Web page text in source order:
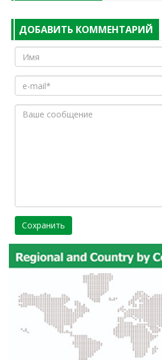
ДОБАВИТЬ КОММЕНТАРИЙ
Сохранить